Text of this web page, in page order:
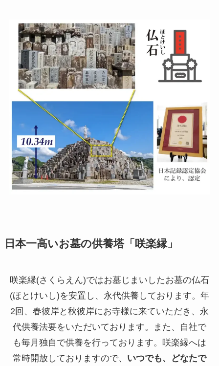
日本一高いお墓の供養塔「咲楽縁」
咲楽縁(さくらえん)ではお墓じまいしたお墓の仏石
(ほとけいし)を安置し、永代供養しております。年
2回、春彼岸と秋彼岸にお寺様に来ていただき、永
代供養法要をいただいております。また、自社で
も毎月独自で供養を行っております。咲楽縁へは
常時開放しておりますので、 いつでも、どなたで